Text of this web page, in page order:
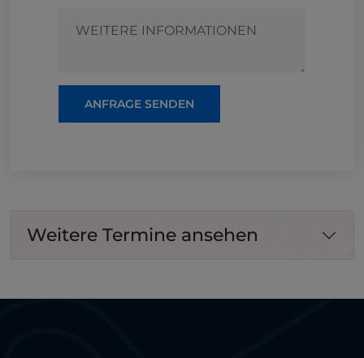
ANFRAGE SENDEN
Weitere Termine ansehen